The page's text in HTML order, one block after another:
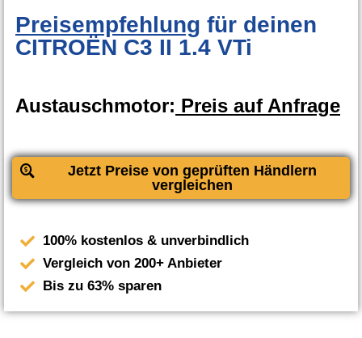
Preisempfehlung für deinen
CITROËN C3 II 1.4 VTi
Austauschmotor: Preis auf Anfrage
Jetzt Preise von geprüften Händlern
vergleichen
100% kostenlos & unverbindlich
Vergleich von 200+ Anbieter
Bis zu 63% sparen